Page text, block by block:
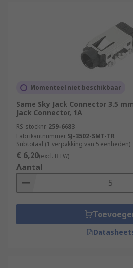
Momenteel niet beschikbaar
Same Sky Jack Connector 3.5
Jack Connector, 1A
RS-stocknr. 259-6683
Fabrikantnummer SJ-3502-SMT-TR
Subtotaal (1 verpakking van 5 eenheden)
€ 6,20(excl. BTW)
Aantal